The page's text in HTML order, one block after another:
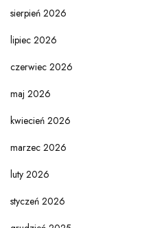
sierpień 2026
lipiec 2026
czerwiec 2026
maj 2026
kwiecień 2026
marzec 2026
luty 2026
styczeń 2026